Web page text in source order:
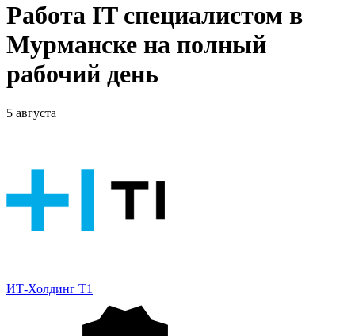
Работа IT специалистом в
Мурманске на полный
рабочий день
5 августа
ИТ-Холдинг Т1